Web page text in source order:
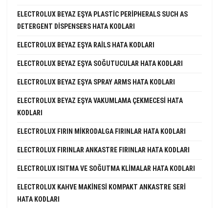
ELECTROLUX BEYAZ EŞYA PLASTIC PERIPHERALS SUCH AS
DETERGENT DISPENSERS HATA KODLARI
ELECTROLUX BEYAZ EŞYA RAILS HATA KODLARI
ELECTROLUX BEYAZ EŞYA SOĞUTUCULAR HATA KODLARI
ELECTROLUX BEYAZ EŞYA SPRAY ARMS HATA KODLARI
ELECTROLUX BEYAZ EŞYA VAKUMLAMA ÇEKMECESI HATA
KODLARI
ELECTROLUX FIRIN MIKRODALGA FIRINLAR HATA KODLARI
ELECTROLUX FIRINLAR ANKASTRE FIRINLAR HATA KODLARI
ELECTROLUX ISITMA VE SOĞUTMA KLIMALAR HATA KODLARI
ELECTROLUX KAHVE MAKINESI KOMPAKT ANKASTRE SERI
HATA KODLARI